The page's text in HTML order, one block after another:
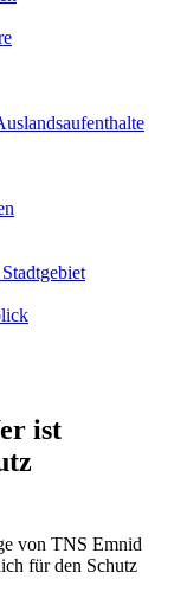
ist
von TNS Emnid
für den Schutz